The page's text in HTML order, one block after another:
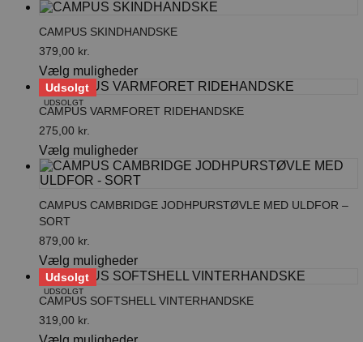
vælges
på
vare
flere
kan
vælges
på
CAMPUS SKINDHANDSKE
379,00 kr.
Vælg mulighederDette
vare
flere
kan
vælges
på
varesiden
Udsolgt
UDSOLGT
CAMPUS VARMFORET RIDEHANDSKE
275,00 kr.
Vælg mulighederDette
vare
har
varianter.
varesiden
CAMPUS CAMBRIDGE JODHPURSTØVLE MED ULDFOR –
SORT
879,00 kr.
Vælg mulighederDette
vare
flere
Udsolgt
UDSOLGT
CAMPUS SOFTSHELL VINTERHANDSKE
319,00 kr.
Dette